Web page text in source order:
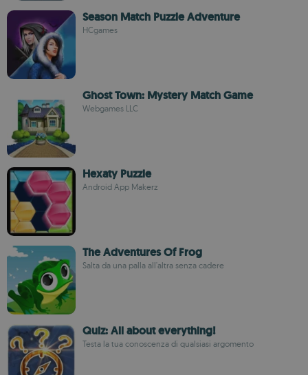
Season Match Puzzle Adventure
HCgames
Ghost Town: Mystery Match Game
Webgames LLC
Hexaty Puzzle
Android App Makerz
The Adventures Of Frog
Salta da una palla all'altra senza cadere
Quiz: All about everything!
Testa la tua conoscenza di qualsiasi argomento